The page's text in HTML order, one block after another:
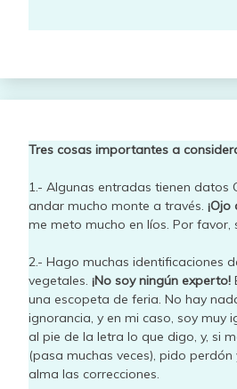
Tres cosas importantes a
1.- Algunas entradas tienen datos
andar mucho monte a través.
me meto mucho en líos. Por favor,
2.- Hago muchas identificaciones
vegetales. ¡No soy ningún experto!
una escopeta de feria. No hay
ignorancia, y en mi caso, soy muy
al pie de la letra lo que digo, y, si
(pasa muchas veces), pido
alma las correcciones.